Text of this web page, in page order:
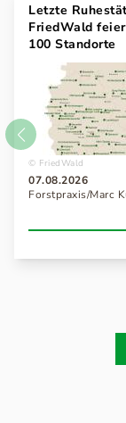
Letzte
FriedWald
100 Standorte
FriedWald
07.08.2026
Forstpraxis/Marc